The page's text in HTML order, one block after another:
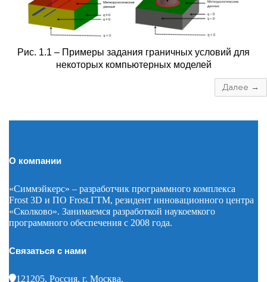
Рис. 1.1 – Примеры задания граничных условий для
некоторых компьютерных моделей
Далее →
О компании
«Симмэйкерс» – разработчик программного комплекса
Frost 3D и ПО Frost.ГТМ, резидент инновационного центра
«Сколково». Занимаемся разработкой наукоемкого
программного обеспечения с 2008 года.
Связаться с нами
121205, Россия, г. Москва,